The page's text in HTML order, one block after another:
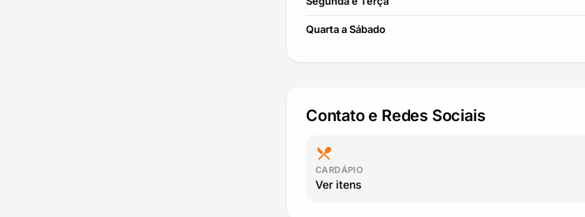
Quarta a Sábado
Contato e Redes Sociais
restaurant_menu
CARDÁPIO
Ver itens